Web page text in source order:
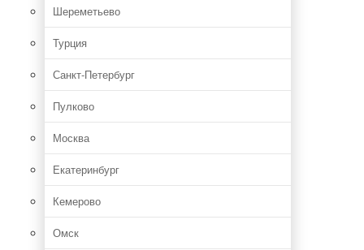
Шереметьево
Турция
Санкт-Петербург
Пулково
Москва
Екатеринбург
Кемерово
Омск